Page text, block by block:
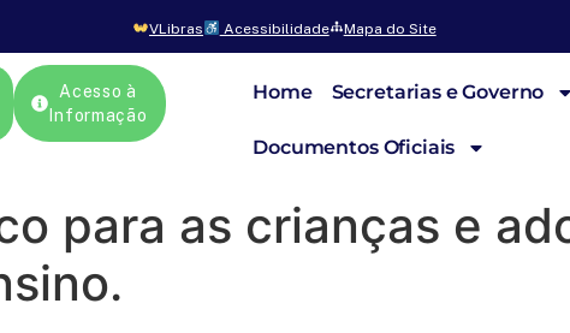
VLibras Acessibilidade Mapa do Site
Acesso à
Informação
Home Secretarias e Governo
Documentos Oficiais
para as crianças e